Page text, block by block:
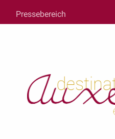
contenu
principal
Pressebereich